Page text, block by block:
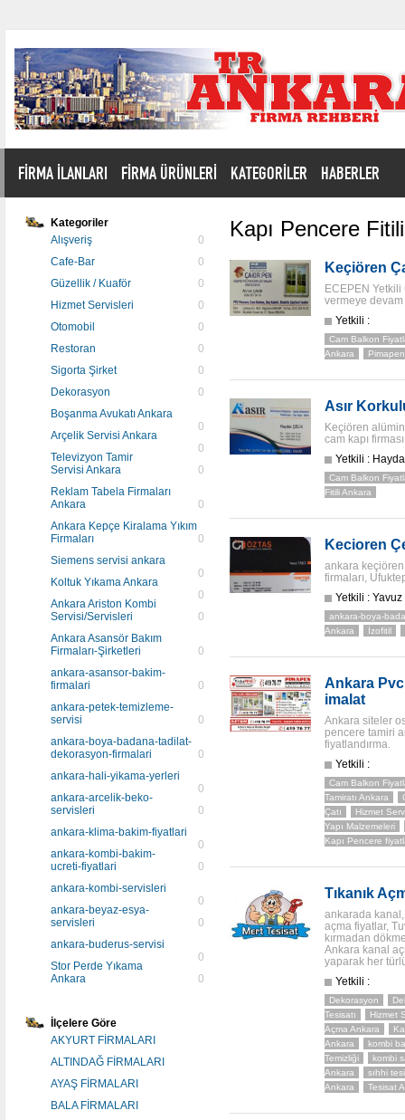
FİRMA İLANLARI FİRMA ÜRÜNLERİ KATEGORİLER HABERLER
Kategoriler
Alışveriş
0
Cafe-Bar
0
Güzellik / Kuaför
0
Hizmet Servisleri
0
Otomobil
0
Restoran
0
Sigorta Şirket
0
Dekorasyon
0
Boşanma Avukatı Ankara
0
Arçelik Servisi Ankara
0
Televizyon Tamir
Servisi Ankara
0
Reklam Tabela Firmaları
Ankara
0
Ankara Kepçe Kiralama Yıkım
Firmaları
0
Siemens servisi ankara
0
Koltuk Yıkama Ankara
0
Ankara Ariston Kombi
Servisi/Servisleri
0
Ankara Asansör Bakım
Firmaları-Şirketleri
0
ankara-asansor-bakim-
firmalari
0
ankara-petek-temizleme-
servisi
0
ankara-boya-badana-tadilat-
dekorasyon-firmalari
0
ankara-hali-yikama-yerleri
0
ankara-arcelik-beko-
servisleri
0
ankara-klima-bakim-fiyatlari
0
ankara-kombi-bakim-
ucreti-fiyatlari
0
ankara-kombi-servisleri
0
ankara-beyaz-esya-
servisleri
0
ankara-buderus-servisi
0
Stor Perde Yıkama
Ankara
0
İlçelere Göre
AKYURT FİRMALARI
ALTINDAĞ FİRMALARI
AYAŞ FİRMALARI
BALA FİRMALARI
Kapı Pencere
Keçiören
ECEPEN Yetkili
vermeye
Yetkili :
Cam Balkon
Ankara
Asır
Keçiören
cam kapı
Yetkili :
Cam Balkon
Fitili Ankara
Kecioren
ankara
firmaları,
Yetkili : Yavuz
ankara-boya-
Ankara
İzofitil
Ankara
imalat
Ankara siteler
pencere tamiri
fiyatlandırma.
Yetkili :
Cam Balkon
Tamiratı Ankara
Çatı
Hizmet
Yapı Malzemeleri
Kapı Pencere
Tıkanık
ankarada
açma fiyatlar,
kırmadan
Ankara kanal
yaparak her
Yetkili :
Dekorasyon
Tesisatı
Hizmet
Açma Ankara
Ankara
kombi
Temizliği
kombi
Ankara
sıhhi
Ankara
Tesisat